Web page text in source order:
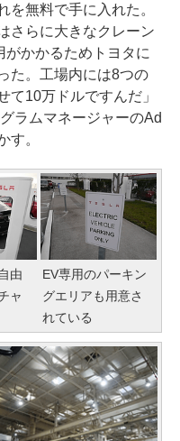
を無料で手に入れた。
さらに大きなクレーン
がかかるためトヨタに
た。工場内には8つの
て10万ドルですんだ」
ラムマネージャーのAd
す。
由
ャ
EV専用のパーキン
グエリアも用意さ
れている